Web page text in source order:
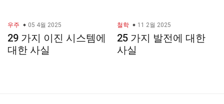
우주 05 4월 2025
29 가지 이진 시스템에
대한 사실
철학 11 2월 2025
25 가지 발전에 대한
사실